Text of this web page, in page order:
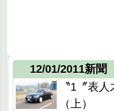
12/01/2011新聞
〝1〞表
（上）